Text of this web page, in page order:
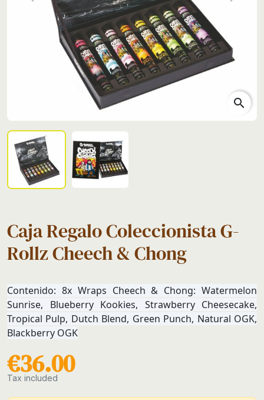
Caja Regalo Coleccionista G-
Rollz Cheech & Chong
Contenido: 8x Wraps Cheech & Chong: Watermelon
Sunrise, Blueberry Kookies, Strawberry Cheesecake,
Tropical Pulp, Dutch Blend, Green Punch, Natural OGK,
Blackberry OGK
€36.00
Tax included